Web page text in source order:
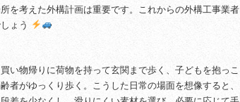
を考えた外構計画は重要です。これからの外構工事業者
ょう
い物帰りに荷物を持って玄関まで歩く、子どもを抱っこ
者がゆっくり歩く。こうした日常の場面を想像すると、